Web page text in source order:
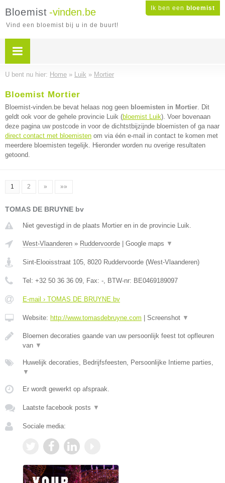
Ik ben een bloemist
Bloemist -vinden.be
Vind een bloemist bij u in de buurt!
U bent nu hier: Home » Luik » Mortier
Bloemist Mortier
Bloemist-vinden.be bevat helaas nog geen bloemisten in Mortier. Dit
geldt ook voor de gehele provincie Luik (bloemist Luik). Voer bovenaan
deze pagina uw postcode in voor de dichtstbijzijnde bloemisten of ga naar
direct contact met bloemisten om via één e-mail in contact te komen met
meerdere bloemisten tegelijk. Hieronder worden nu overige resultaten
getoond.
1 2 » »»
TOMAS DE BRUYNE bv
Niet gevestigd in de plaats Mortier en in de provincie Luik.
West-Vlaanderen » Ruddervoorde Google maps ▼
Sint-Elooisstraat 105, 8020 Ruddervoorde (West-Vlaanderen)
Tel: +32 50 36 36 09, Fax: -, BTW-nr: BE0469189097
E-mail › TOMAS DE BRUYNE bv
Website: http://www.tomasdebruyne.com Screenshot ▼
Bloemen decoraties gaande van uw persoonlijk feest tot opfleuren
van ▼
Huwelijk decoraties, Bedrijfsfeesten, Persoonlijke Intieme parties,
▼
Er wordt gewerkt op afspraak.
Laatste facebook posts ▼
Sociale media: